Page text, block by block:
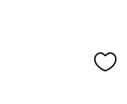
